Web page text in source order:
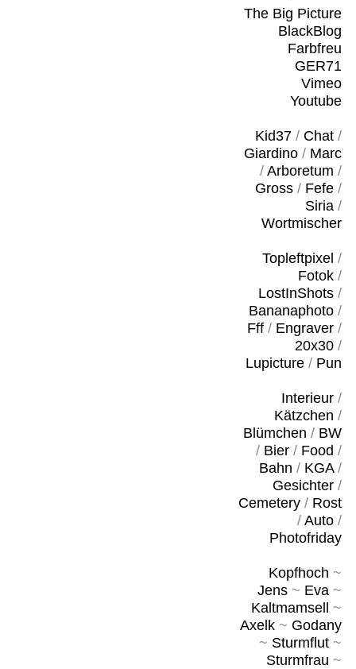
The Big Picture
BlackBlog
Farbfreu
GER71
Vimeo
Youtube
Kid37/ Chat/
Giardino/ Marc
/ Arboretum /
Gross/ Fefe/
Siria/
Wortmischer
Topleftpixel /
Fotok/
LostInShots/
Bananaphoto/
Fff/ Engraver/
20x30/
Lupicture/ Pun
Interieur/
Kätzchen /
Blümchen / BW
/ Bier/ Food /
Bahn / KGA/
Gesichter/
Cemetery/ Rost
/ Auto/
Photofriday
Kopfhoch ~
Jens~ Eva~
Kaltmamsell
~
Axelk~ Godany
~ Sturmflut~
Sturmfrau ~